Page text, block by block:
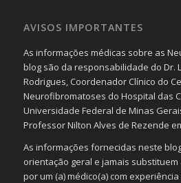
AVISOS IMPORTANTES
As informações médicas sobre as
blog são da responsabilidade do Dr.
Rodrigues, Coordenador Clínico do
Neurofibromatoses do Hospital das
Universidade Federal de Minas
Professor Nilton Alves de Rezende
As informações fornecidas neste
orientação geral e jamais
por um (a) médico(a) com